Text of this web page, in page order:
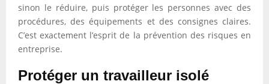
sinon le réduire, puis protéger les personnes avec des
procédures, des équipements et des consignes claires.
C’est exactement l’esprit de la prévention des risques en
entreprise.
Protéger un travailleur isolé